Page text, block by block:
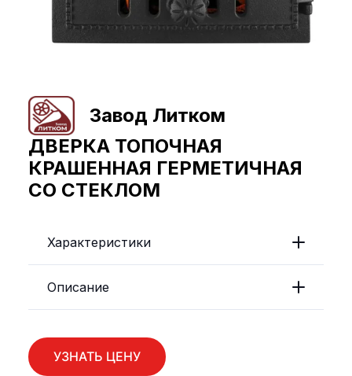
Завод Литком
ДВЕРКА ТОПОЧНАЯ
КРАШЕННАЯ ГЕРМЕТИЧНАЯ
СО СТЕКЛОМ
Характеристики
Описание
УЗНАТЬ ЦЕНУ